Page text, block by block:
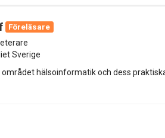
Föreläsare
Sverige
hälsoinformatik och dess